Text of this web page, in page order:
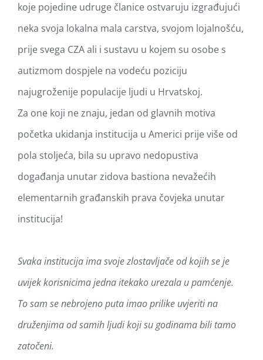
koje pojedine udruge članice ostvaruju izgrađujući
neka svoja lokalna mala carstva, svojom lojalnošću,
prije svega CZA ali i sustavu u kojem su osobe s
autizmom dospjele na vodeću poziciju
najugroženije populacije ljudi u Hrvatskoj.
Za one koji ne znaju, jedan od glavnih motiva
početka ukidanja institucija u Americi prije više od
pola stoljeća, bila su upravo nedopustiva
događanja unutar zidova bastiona nevažećih
elementarnih građanskih prava čovjeka unutar
institucija!
Svaka institucija ima svoje zlostavljače od kojih se je
uvijek korisnicima jedna itekako urezala u pamćenje.
To sam se nebrojeno puta imao prilike uvjeriti na
druženjima od samih ljudi koji su godinama bili tamo
zatočeni.